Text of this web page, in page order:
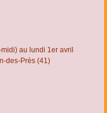
au lundi 1er avril
des-Près (41)